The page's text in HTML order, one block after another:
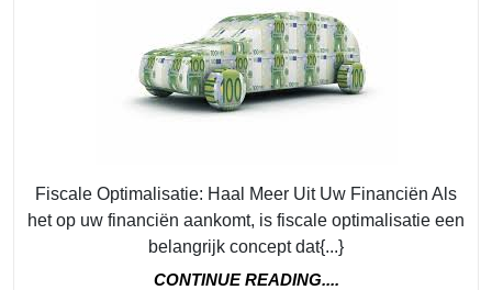
Voordelen
Met
Fiscale
Fiscale Optimalisatie: Haal Meer Uit Uw Financiën Als
het op uw financiën aankomt, is fiscale optimalisatie een
belangrijk concept dat{...}
CONTINUE READING....